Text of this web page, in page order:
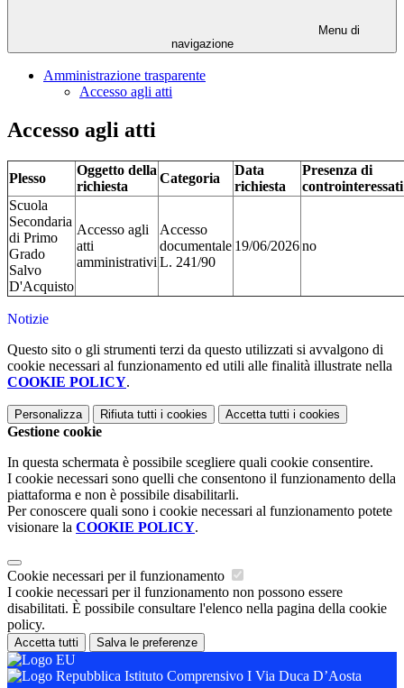
Menu di
navigazione
Amministrazione trasparente
Accesso agli atti
Accesso agli atti
Plesso
Oggetto della
richiesta
Categoria
Data
richiesta
Presenza di
controinteressati
Scuola
Secondaria
di Primo
Grado
Salvo
D'Acquisto
Accesso agli
atti
amministrativi
Accesso
documentale
L. 241/90
19/06/2026no
Notizie
Questo sito o gli strumenti terzi da questo utilizzati si avvalgono di
cookie necessari al funzionamento ed utili alle finalità illustrate nella
COOKIE POLICY.
Personalizza Rifiuta tutti i cookies Accetta tutti i cookies
Gestione cookie
In questa schermata è possibile scegliere quali cookie consentire.
I cookie necessari sono quelli che consentono il funzionamento della
piattaforma e non è possibile disabilitarli.
Per conoscere quali sono i cookie necessari al funzionamento potete
visionare la COOKIE POLICY.
Cookie necessari per il funzionamento
I cookie necessari per il funzionamento non possono essere
disabilitati. È possibile consultare l'elenco nella pagina della cookie
policy.
Accetta tutti Salva le preferenze
Istituto Comprensivo I Via Duca D’Aosta